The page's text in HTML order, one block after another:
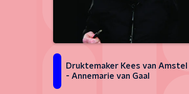
Druktemaker Kees van Amstel
- Annemarie van Gaal